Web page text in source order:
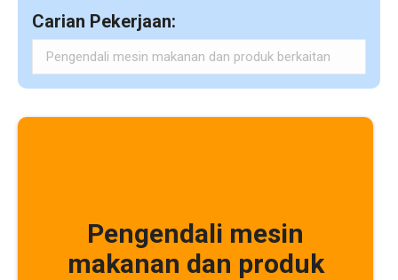
Carian Pekerjaan:
Pengendali mesin
makanan dan produk